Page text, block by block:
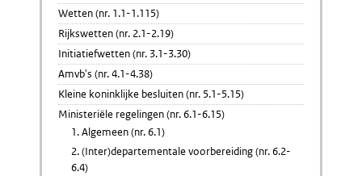
Wetten (nr. 1.1-1.115)
Rijkswetten (nr. 2.1-2.19)
Initiatiefwetten (nr. 3.1-3.30)
Amvb's (nr. 4.1-4.38)
Kleine koninklijke besluiten (nr. 5.1-5.15)
Ministeriële regelingen (nr. 6.1-6.15)
1. Algemeen (nr. 6.1)
2. (Inter)departementale voorbereiding (nr. 6.2-
6.4)